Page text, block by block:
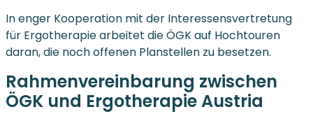
In enger Kooperation mit der Interessensvertretung
für Ergotherapie arbeitet die ÖGK auf Hochtouren
daran, die noch offenen Planstellen zu besetzen.
Rahmenvereinbarung zwischen
ÖGK und Ergotherapie Austria